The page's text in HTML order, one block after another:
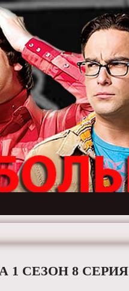
1 СЕЗОН 8 СЕРИЯ